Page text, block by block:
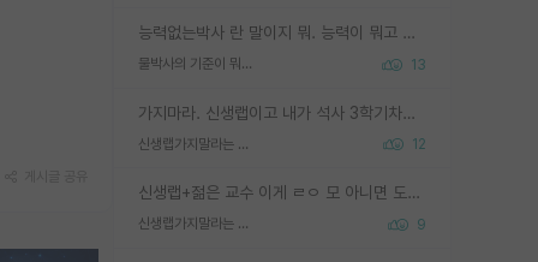
능력없는박사 란 말이지 뭐. 능력이 뭐고 능력이 있다는게 뭔지는 사람마다 기준이 다르니까 얘기해봐야 서로 자기 기준만 얘기해서 논쟁이 끝이 안나고. 주위에서 능력있고 야심있는 신입생이 교수가 유의미한 피드백을 아예 안주면서 제대로된 과제에 참여해볼 기회도 제공하지 않고 잡일 뺑뺑이만 돌려서 맨날 단순작업만 하면서 밤새다가 눈빛이 점점 죽어가는걸 본 사람은 물박사는 교수탓이라고 하고, 교수는 이것저것 알려도 주고 기회도 주고 사수 동기 붙여주면서 어떻게든 끌고가려고 하는데 본인이 매일 뺀질거리면서 출근 하는둥마는둥 하다가 기껏 와서도 폰이나 쳐다보다가 실험 망치고 저녁약속있어서 먼저 가볼게요~ 하는걸 본 사람은 물박사는 본인탓이라고 함.
물박사의 기준이 뭐임? 13
가지마라. 신생랩이고 내가 석사 3학기차인데 최고참인데 나도 아무것도 모르는데 교수가 후배들 왜 논문 교육 안시키냐. 논문 왜 안 써오냐 닦달한다
신생랩가지말라는 이유가 있었구나 12
신생랩+젊은 교수 이게 ㄹㅇ 모 아니면 도인듯.
신생랩가지말라는 이유가 있었구나 9